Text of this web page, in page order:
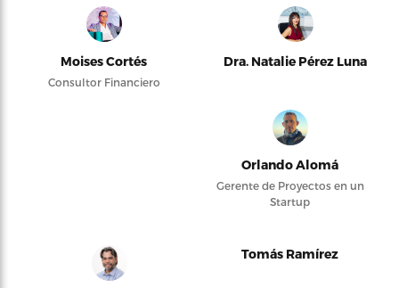
Moises Cortés
Consultor Financiero
Dra. Natalie Pérez Luna
Orlando Alomá
Gerente de Proyectos en un
Startup
Tomás Ramírez